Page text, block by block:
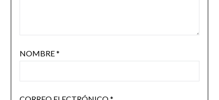
NOMBRE*